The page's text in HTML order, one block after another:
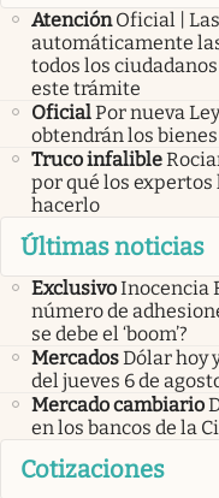
Atención Oficial |
automáticamente
todos los
este trámite
OficialPor nueva
obtendrán los
Truco infalible
por qué los
hacerlo
Últimas noticias
ExclusivoInocencia
número de
se debe el ‘boom’?
MercadosDólar hoy
del jueves 6 de
Mercado cambiario
en los bancos de la
Cotizaciones